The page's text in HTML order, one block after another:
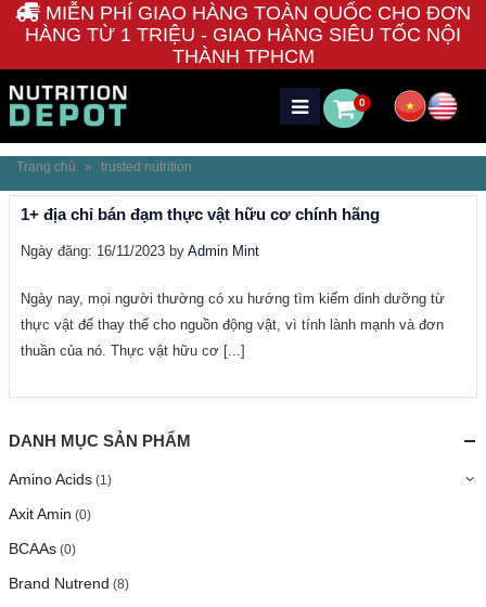
MIỄN PHÍ GIAO HÀNG TOÀN QUỐC CHO ĐƠN
HÀNG TỪ 1 TRIỆU - GIAO HÀNG SIÊU TỐC NỘI
THÀNH TPHCM
0
Trang chủ » trusted nutrition
1+ địa chỉ bán đạm thực vật hữu cơ chính hãng
Ngày đăng: 16/11/2023 by Admin Mint
Ngày nay, mọi người thường có xu hướng tìm kiếm dinh dưỡng từ
thực vật để thay thế cho nguồn động vật, vì tính lành mạnh và đơn
thuần của nó. Thực vật hữu cơ [...]
DANH MỤC SẢN PHẨM
Amino Acids (1)
Axit Amin (0)
BCAAs (0)
Brand Nutrend (8)